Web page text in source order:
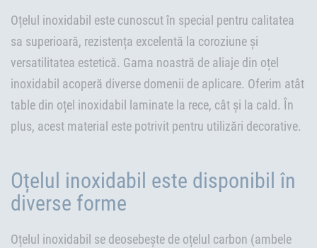
Oțelul inoxidabil este cunoscut în special pentru calitatea
sa superioară, rezistența excelentă la coroziune și
versatilitatea estetică. Gama noastră de aliaje din oțel
inoxidabil acoperă diverse domenii de aplicare. Oferim atât
table din oțel inoxidabil laminate la rece, cât și la cald. În
plus, acest material este potrivit pentru utilizări decorative.
Oțelul inoxidabil este disponibil în
diverse forme
Oțelul inoxidabil se deosebește de oțelul carbon (ambele